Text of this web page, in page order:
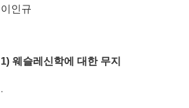
이인규
1) 웨슬레신학에 대한 무지
.